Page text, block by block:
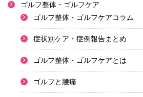
ゴルフ整体・ゴルフケア
ゴルフ整体・ゴルフケアコラム
症状別ケア・症例報告まとめ
ゴルフ整体・ゴルフケアとは
ゴルフと腰痛